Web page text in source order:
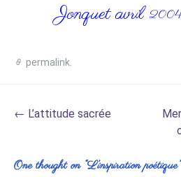
Jonquet avril
permalink
Post
← L’attitude sacrée
One thought on “L’inspiration poétique”